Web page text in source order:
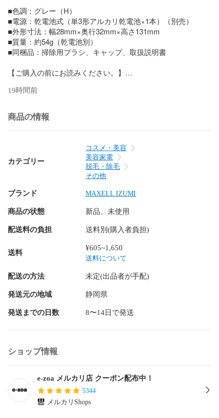
■色調：グレー（H）
■電源：乾電池式（単3形アルカリ乾電池×1本）（別売）
■外形寸法：幅28mm×奥行32mm×高さ131mm
■質量：約54g（乾電池別）
■同梱品：掃除用ブラシ、キャップ、取扱説明書
【ご購入の前にお読みください。】
営業時間：平日 10:00～17:00
※定休日は出荷がありません。
■ご注文のキャンセルについて
・ご注文後のキャンセルは一切お受けできません。予めご了
・「e-zoa メルカリ店」でお買い求めいただきました商品は初
期不良、弊社の出荷ミスによる商品違いの場合を除き一切お
・商品不良による返品または良品への交換は、商品不良を弊
社が認めた場合に限り受け付けます。
・受付期間はお客様のお手元に届いた日を含め8日間となりま
す。
・受付期間を経過した場合、商品に不良が認められない場
合、受付対象となる理由以外での返品・交換は受け付けませ
ん。
ので、メルカリ上で購入可能な場合でも欠品により　ご注文
をキャンセルさせていただく場合がございます。予めご了承
19時間前
商品の情報
カテゴリー
コスメ・美容
美容家電
脱毛・除毛
その他
ブランド MAXELL IZUMI
商品の状態 新品、未使用
配送料の負担 送料別(購入者負担)
送料
¥605~1,650
送料について
配送の方法 未定(出品者が手配)
発送元の地域 静岡県
発送までの日数 8〜14日で発送
ショップ情報
e-zoa メルカリ店 クーポン配布中！
5344
メルカリShops